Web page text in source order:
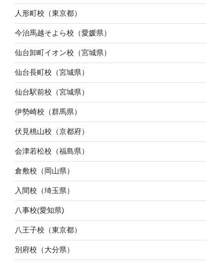
人形町校（東京都）
今治馬越そよら校（愛媛県）
仙台卸町イオン校（宮城県）
仙台長町校（宮城県）
仙台駅前校（宮城県）
伊勢崎校（群馬県）
伏見桃山校（京都府）
会津若松校（福島県）
倉敷校（岡山県）
入間校（埼玉県）
八事校(愛知県)
八王子校（東京都）
別府校（大分県）